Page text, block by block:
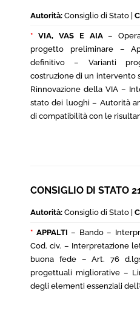
Autorità: Consiglio di Stato |
* VIA, VAS E AIA–
progetto preliminare –
definitivo – Varianti
costruzione di un intervento
Rinnovazione della VIA –
stato dei luoghi – Autorità
di compatibilità con le
CONSIGLIO DI STATO
Autorità: Consiglio di Stato |
* APPALTI – Bando –
Cod. civ. – Interpretazione
buona fede – Art. 76
progettuali migliorative –
degli elementi essenziali